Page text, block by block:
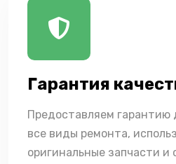
Гарантия
Предоставляем гарантию
все виды ремонта,
оригинальные запчасти и